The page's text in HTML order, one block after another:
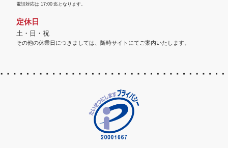
電話対応は 17:00 迄となります。
定休日
土・日・祝
その他の休業日につきましては、随時サイトにてご案内いたします。